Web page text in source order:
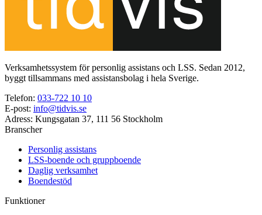
Verksamhetssystem för personlig assistans och LSS. Sedan 2012,
byggt tillsammans med assistansbolag i hela Sverige.
Telefon: 033-722 10 10
E-post: info@tidvis.se
Adress: Kungsgatan 37, 111 56 Stockholm
Branscher
Personlig assistans
LSS-boende och gruppboende
Daglig verksamhet
Boendestöd
Funktioner